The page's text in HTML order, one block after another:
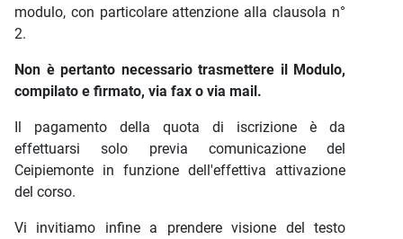
modulo, con particolare attenzione alla clausola n°
2.
Non è pertanto necessario trasmettere il Modulo,
compilato e firmato, via fax o via mail.
Il pagamento della quota di iscrizione è da
effettuarsi solo previa comunicazione del
Ceipiemonte in funzione dell'effettiva attivazione
del corso.
Vi invitiamo infine a prendere visione del testo